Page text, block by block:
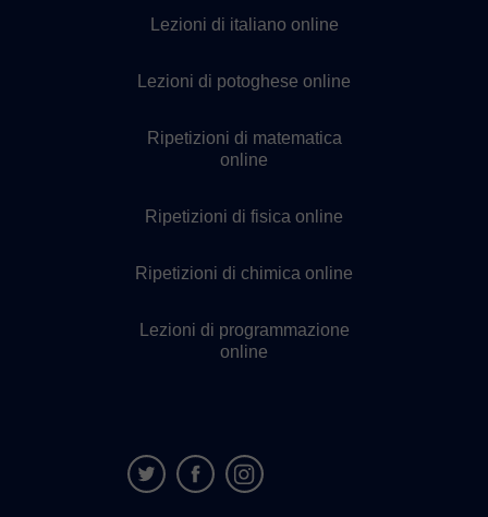
Lezioni di italiano online
Lezioni di potoghese online
Ripetizioni di matematica
online
Ripetizioni di fisica online
Ripetizioni di chimica online
Lezioni di programmazione
online